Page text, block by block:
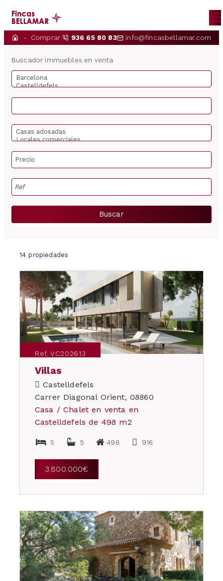
Comprar 936 65 80 83 info@fincasbellamar.com
INICIO
NOSOTROS
COMPRAR
CONTACTO
Buscador immuebles en venta
Buscar
14 propiedades
Ref. VC202613
Villas
Castelldefels
Carrer Diagonal Orient, 08860
Casa / Chalet en venta en
Castelldefels de 498 m2
5 5 498 916
3.800.000€